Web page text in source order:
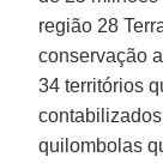
região 28
conservação
34 territórios
quilombolas